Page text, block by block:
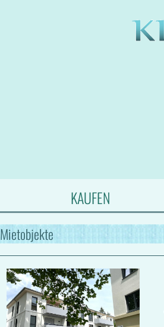
KAUFEN
Mietobjekte